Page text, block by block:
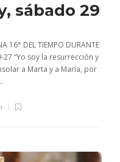
sábado 29
16° DEL TIEMPO DURANTE
27 “Yo soy la resurrección y
a Marta y a María, por